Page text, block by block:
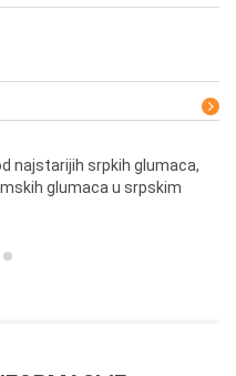
najstarijih srpkih glumaca,
glumaca u srpskim